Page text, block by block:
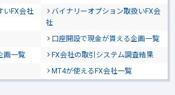
いFX会社
バイナリーオプション取扱いFX会
社
口座開設で現金が貰える企画一覧
画一覧
FX会社の取引システム調査結果
MT4が使えるFX会社一覧